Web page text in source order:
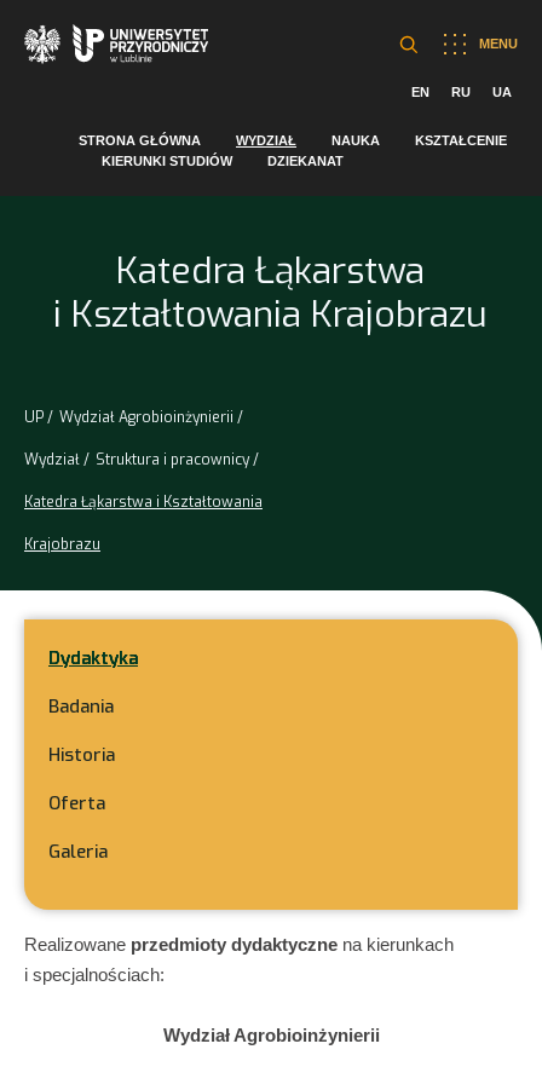
MENU
EN RU UA
STRONA GŁÓWNA WYDZIAŁ NAUKA
KSZTAŁCENIE
KIERUNKI STUDIÓW
DZIEKANAT
Katedra Łąkarstwa
i Kształtowania Krajobrazu
UP Wydział Agrobioinżynierii
Wydział Struktura i pracownicy
Katedra Łąkarstwa i Kształtowania
Krajobrazu
Dydaktyka
Badania
Historia
Oferta
Galeria
Realizowane przedmioty dydaktyczne na kierunkach
i specjalnościach:
Wydział Agrobioinżynierii